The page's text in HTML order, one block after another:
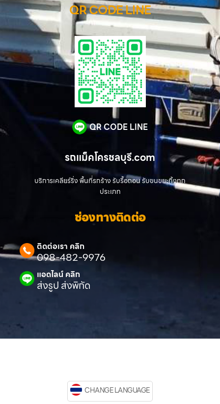
QR CODE LINE
QR CODE LINE
รถแม็คโครชลบุรี.com
บริการเคลียร์ริ่ง พื้นที่รกร้าง รับรื้อถอน รับขนขยะทิ้งทุก
ประเภท
ช่องทางติดต่อ
ติดต่อเรา คลิก
098-482-9976
แอดไลน์ คลิก
ส่งรูป ส่งพิกัด
CHANGE LANGUAGE